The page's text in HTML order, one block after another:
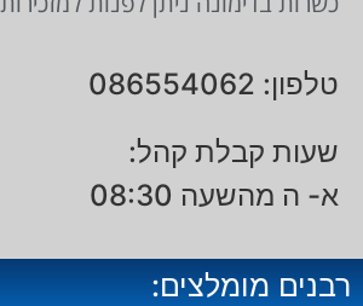
טלפון: 086554062
שעות קבלת קהל:
א- ה מהשעה 08:30
רבנים מומלצים: